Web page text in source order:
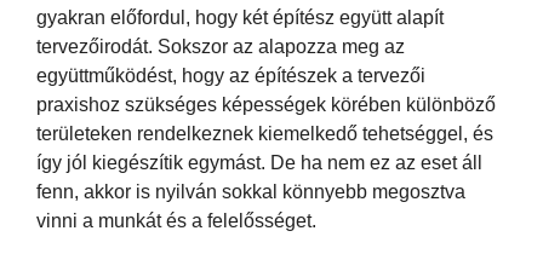
gyakran előfordul, hogy két építész együtt alapít
tervezőirodát. Sokszor az alapozza meg az
együttműködést, hogy az építészek a tervezői
praxishoz szükséges képességek körében különböző
területeken rendelkeznek kiemelkedő tehetséggel, és
így jól kiegészítik egymást. De ha nem ez az eset áll
fenn, akkor is nyilván sokkal könnyebb megosztva
vinni a munkát és a felelősséget.